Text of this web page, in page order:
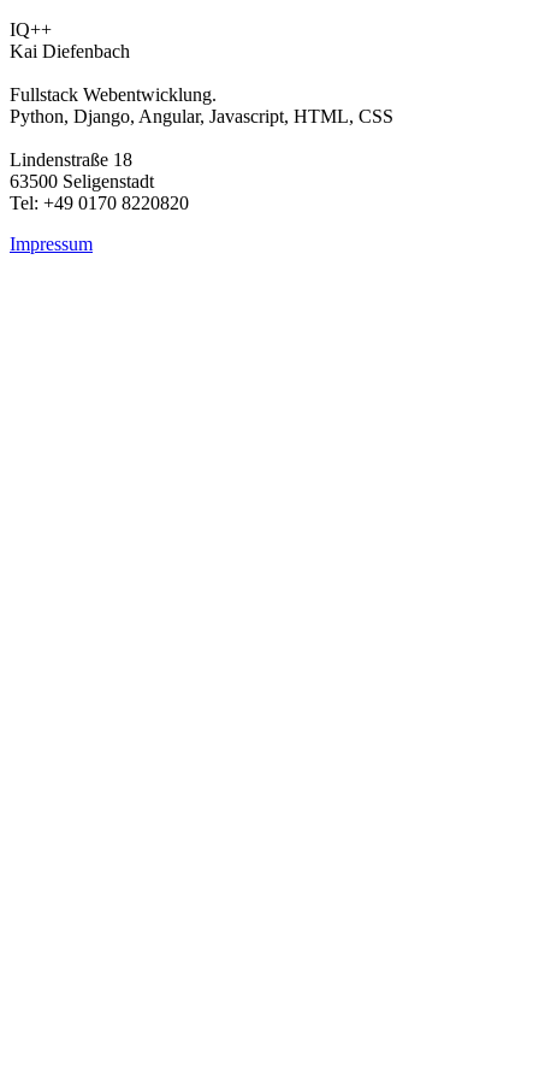
IQ++
Kai Diefenbach
Fullstack Webentwicklung.
Python, Django, Angular, Javascript, HTML, CSS
Lindenstraße 18
63500 Seligenstadt
Tel: +49 0170 8220820
Impressum